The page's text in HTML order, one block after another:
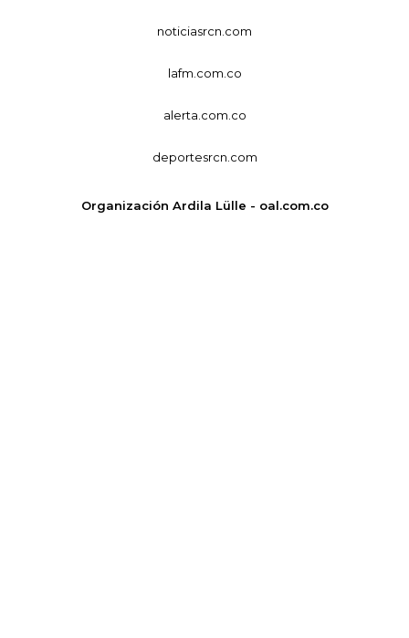
noticiasrcn.com
lafm.com.co
alerta.com.co
deportesrcn.com
Organización Ardila Lülle - oal.com.co